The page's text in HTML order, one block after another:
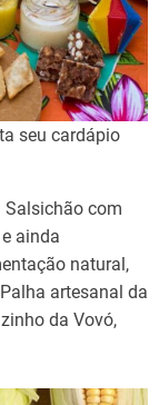
seu cardápio
Salsichão com
ainda
natural,
artesanal da
da Vovó,